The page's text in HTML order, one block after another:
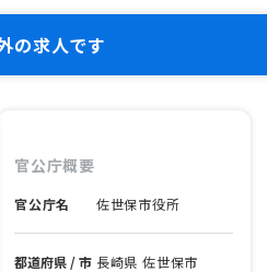
の求人です
官公庁概要
官公庁名 佐世保市役所
都道府県 / 市 長崎県 佐世保市